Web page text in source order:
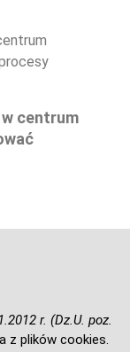
centrum
r. (Dz.U. poz.
z plików cookies.